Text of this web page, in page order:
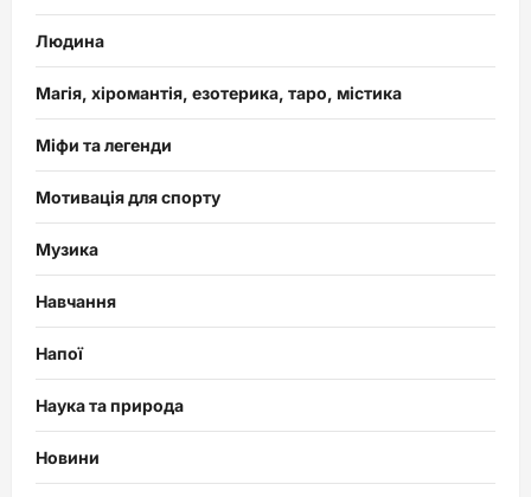
Людина
Магія, хіромантія, езотерика, таро, містика
Міфи та легенди
Мотивація для спорту
Музика
Навчання
Напої
Наука та природа
Новини